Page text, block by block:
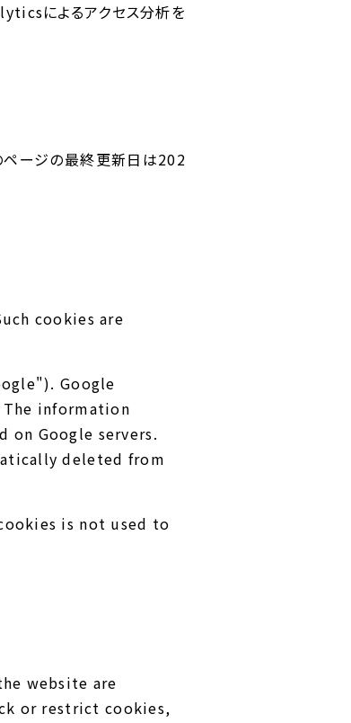
によるアクセス分析を
ページの最終更新日は202
cookies are
Google
information
Google servers.
deleted from
is not used to
website are
or restrict cookies,